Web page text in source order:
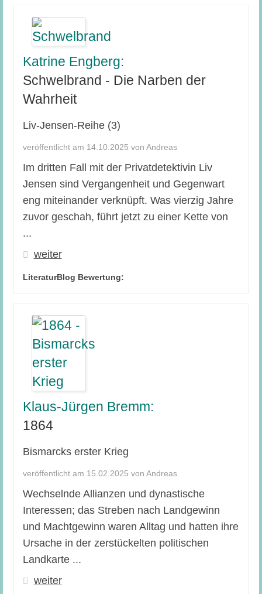
Katrine Engberg:
Schwelbrand - Die Narben der
Wahrheit
Liv-Jensen-Reihe (3)
veröffentlicht am 14.10.2025 von Andreas
Im dritten Fall mit der Privatdetektivin Liv
Jensen sind Vergangenheit und Gegenwart
eng miteinander verknüpft. Was vierzig Jahre
zuvor geschah, führt jetzt zu einer Kette von
...
weiter
LiteraturBlog Bewertung:
Klaus-Jürgen Bremm:
1864
Bismarcks erster Krieg
veröffentlicht am 15.02.2025 von Andreas
Wechselnde Allianzen und dynastische
Interessen; das Streben nach Landgewinn
und Machtgewinn waren Alltag und hatten ihre
Ursache in der zerstückelten politischen
Landkarte ...
weiter